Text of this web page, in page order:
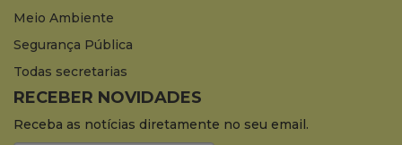
Meio Ambiente
Segurança Pública
Todas secretarias
RECEBER NOVIDADES
Receba as notícias diretamente no seu email.